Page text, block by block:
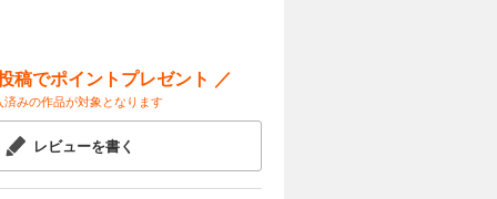
稿でポイントプレゼント ／
済みの作品が対象となります
レビューを書く